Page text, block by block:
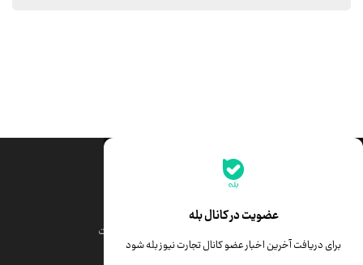
عضویت در کانال بله
برای دریافت آخرین اخبار عضو کانال تجارت نیوز بله شود
جدیدترین قیمت‌ها
قیمت درهم امارات